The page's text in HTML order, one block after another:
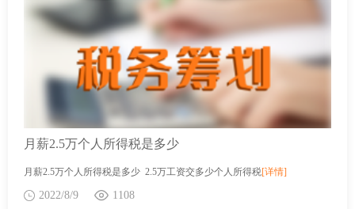
月薪2.5万个人所得税是多少
月薪2.5万个人所得税是多少 2.5万工资交多少个人所得税[详情]
2022/8/9 1108